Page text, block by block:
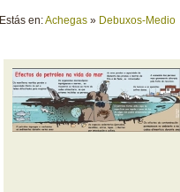
Estás en:Achegas » Debuxos-Medio